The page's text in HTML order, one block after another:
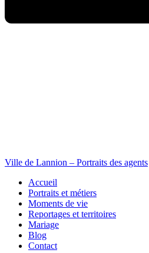
Ville de Lannion – Portraits des agents
Accueil
Portraits et métiers
Moments de vie
Reportages et territoires
Mariage
Blog
Contact